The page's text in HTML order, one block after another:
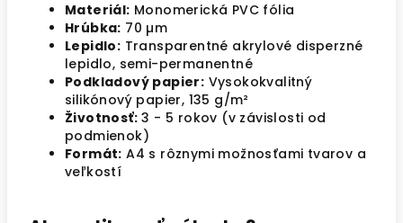
Materiál: Monomerická PVC fólia
Hrúbka: 70 µm
Lepidlo: Transparentné akrylové disperzné
lepidlo, semi-permanentné
Podkladový papier: Vysokokvalitný
silikónový papier, 135 g/m²
Životnosť: 3 - 5 rokov (v závislosti od
podmienok)
Formát: A4 s rôznymi možnosťami tvarov a
veľkostí